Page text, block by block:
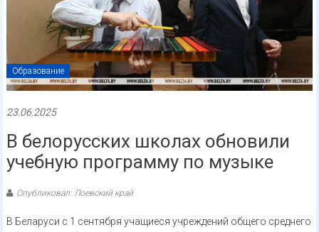
Образование
23.06.2025
В белорусских школах обновили
учебную программу по музыке
Опубликовал: Лоевский край
В Беларуси с 1 сентября учащиеся учреждений общего среднего